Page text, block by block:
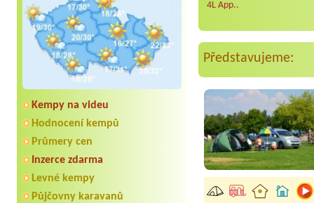
Kempy na videu
Hodnocení kempů
Průmery cen
Inzerce zdarma
Levné kempy
Půjčovny karavanů
Aneta Melicharová***
Byli jsme zde v týdnu od 25.7. do 1.8.
2026. Kemp jako takový je pěkný. V
umývárně i na WC bylo vždy čisto,
4L App..
Představujeme: